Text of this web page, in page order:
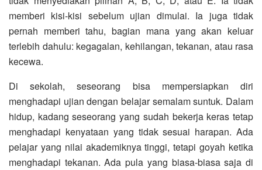
memberi kisi-kisi sebelum ujian dimulai. Ia juga tidak
pernah memberi tahu, bagian mana yang akan keluar
terlebih dahulu: kegagalan, kehilangan, tekanan, atau rasa
kecewa.
Di sekolah, seseorang bisa mempersiapkan diri
menghadapi ujian dengan belajar semalam suntuk. Dalam
hidup, kadang seseorang yang sudah bekerja keras tetap
menghadapi kenyataan yang tidak sesuai harapan. Ada
pelajar yang nilai akademiknya tinggi, tetapi goyah ketika
menghadapi tekanan. Ada pula yang biasa-biasa saja di